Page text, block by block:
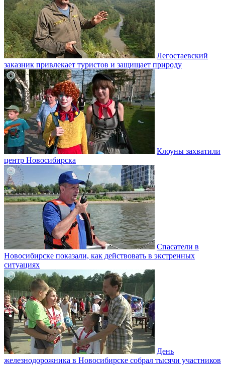
Легостаевский
заказник привлекает туристов и защищает природу
Клоуны захватили
центр Новосибирска
Спасатели в
Новосибирске показали, как действовать в экстренных
ситуациях
День
железнодорожника в Новосибирске собрал тысячи участников